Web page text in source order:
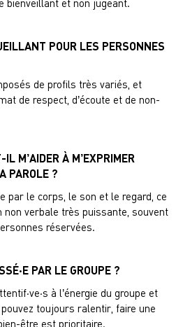
bienveillant et non jugeant.
POUR LES PERSONNES
de profils très variés, et
de respect, d’écoute et de non-
M’AIDER À M’EXPRIMER
PAROLE ?
par le corps, le son et le regard, ce
non verbale très puissante, souvent
réservées.
PAR LE GROUPE ?
à l’énergie du groupe et
toujours ralentir, faire une
être est prioritaire.